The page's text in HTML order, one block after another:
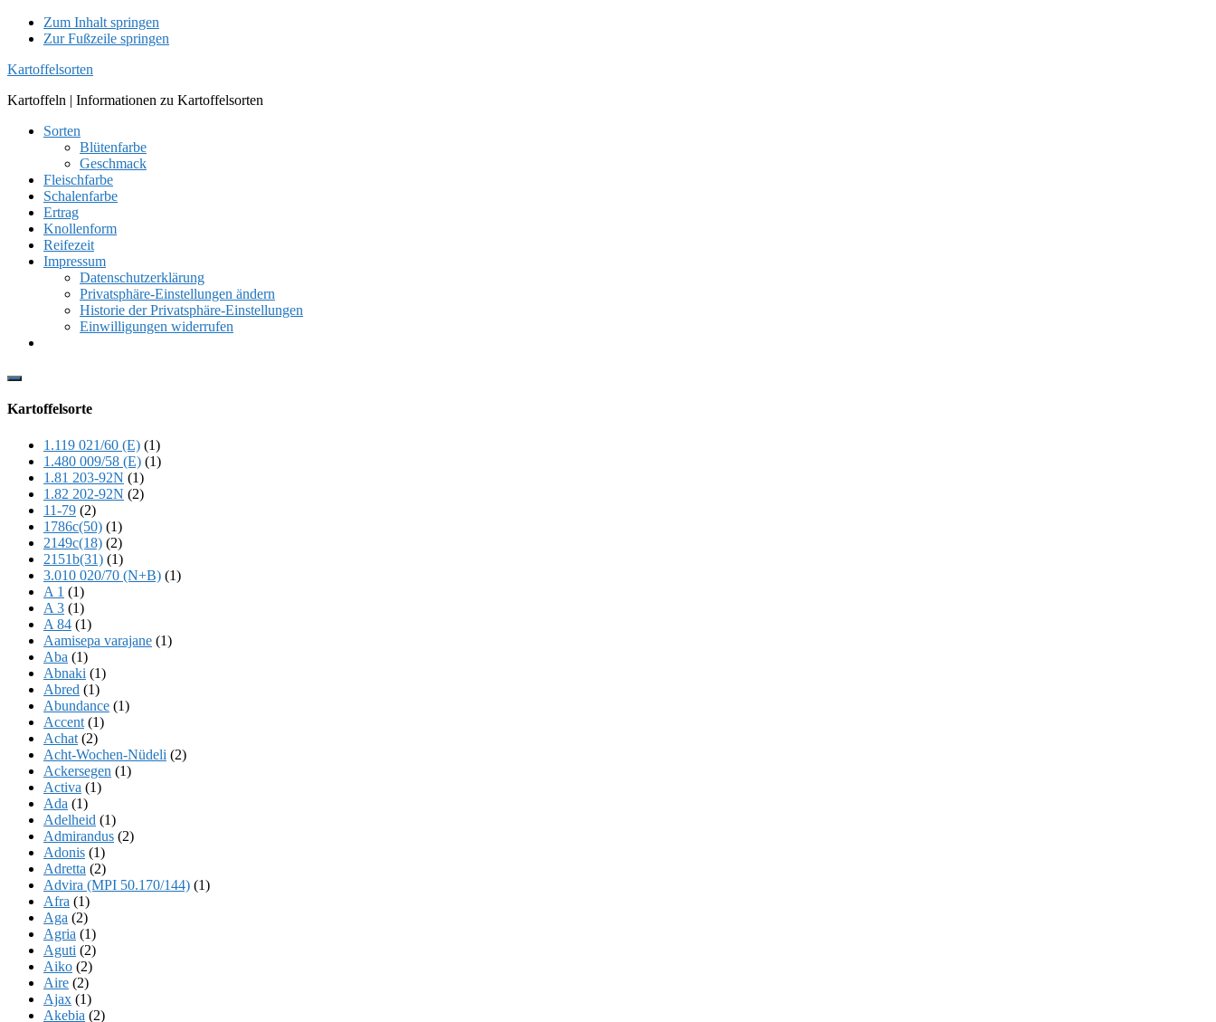
Zum Inhalt springen
Zur Fußzeile springen
Kartoffelsorten
Kartoffeln | Informationen zu Kartoffelsorten
Sorten
Blütenfarbe
Geschmack
Fleischfarbe
Schalenfarbe
Ertrag
Knollenform
Reifezeit
Impressum
Datenschutzerklärung
Privatsphäre-Einstellungen ändern
Historie der Privatsphäre-Einstellungen
Einwilligungen widerrufen
Show
Content
Kartoffelsorte
1.119 021/60 (E) (1)
1.480 009/58 (E) (1)
1.81 203-92N (1)
1.82 202-92N (2)
11-79 (2)
1786c(50) (1)
2149c(18) (2)
2151b(31) (1)
3.010 020/70 (N+B) (1)
A 1 (1)
A 3 (1)
A 84 (1)
Aamisepa varajane (1)
Aba (1)
Abnaki (1)
Abred (1)
Abundance (1)
Accent (1)
Achat (2)
Acht-Wochen-Nüdeli (2)
Ackersegen (1)
Activa (1)
Ada (1)
Adelheid (1)
Admirandus (2)
Adonis (1)
Adretta (2)
Advira (MPI 50.170/144) (1)
Afra (1)
Aga (2)
Agria (1)
Aguti (2)
Aiko (2)
Aire (2)
Ajax (1)
Akebia (2)